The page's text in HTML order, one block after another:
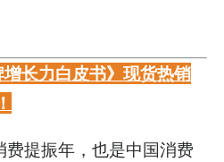
长力白皮书》现货热销
提振年，也是中国消费